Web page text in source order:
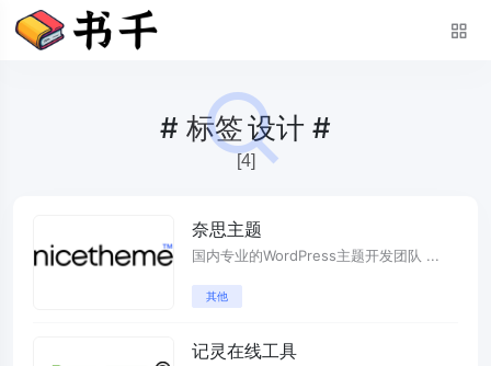
# 标签设计 #
[4]
奈思主题
国内专业的WordPress主题开发团队 ...
其他
记灵在线工具